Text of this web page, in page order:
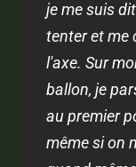
je me suis
tenter et me
l'axe. Sur
ballon, je
au premier
même si on